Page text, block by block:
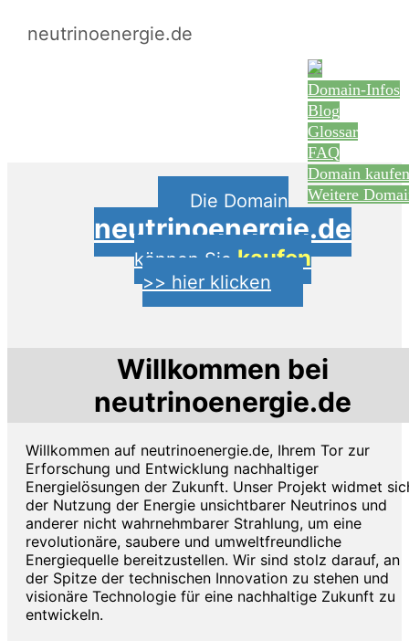
neutrinoenergie.de
Domain-Infos
Blog
Glossar
FAQ
Domain kaufen
Weitere
Die Domain
neutrinoenergie.de
können Sie kaufen
>> hier klicken
Willkommen bei
neutrinoenergie.de
Willkommen auf neutrinoenergie.de, Ihrem Tor zur
Erforschung und Entwicklung nachhaltiger
Energielösungen der Zukunft. Unser Projekt widmet
der Nutzung der Energie unsichtbarer Neutrinos und
anderer nicht wahrnehmbarer Strahlung, um eine
revolutionäre, saubere und umweltfreundliche
Energiequelle bereitzustellen. Wir sind stolz darauf, an
der Spitze der technischen Innovation zu stehen und
visionäre Technologie für eine nachhaltige Zukunft zu
entwickeln.